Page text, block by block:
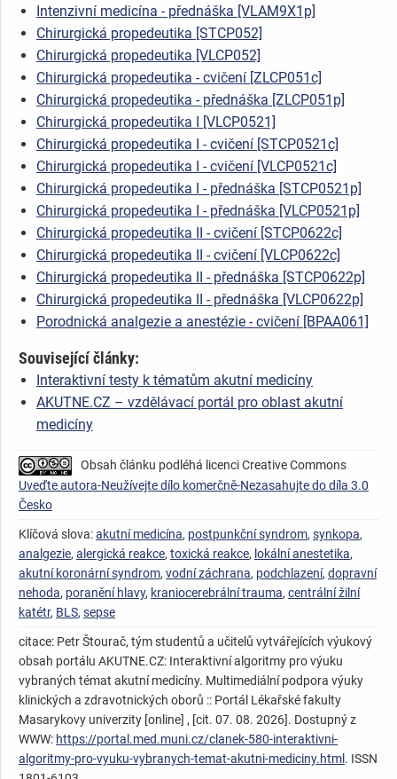
Intenzivní medicína - přednáška [VLAM9X1p]
Chirurgická propedeutika [STCP052]
Chirurgická propedeutika [VLCP052]
Chirurgická propedeutika - cvičení [ZLCP051c]
Chirurgická propedeutika - přednáška [ZLCP051p]
Chirurgická propedeutika I [VLCP0521]
Chirurgická propedeutika I - cvičení [STCP0521c]
Chirurgická propedeutika I - cvičení [VLCP0521c]
Chirurgická propedeutika I - přednáška [STCP0521p]
Chirurgická propedeutika I - přednáška [VLCP0521p]
Chirurgická propedeutika II - cvičení [STCP0622c]
Chirurgická propedeutika II - cvičení [VLCP0622c]
Chirurgická propedeutika II - přednáška [STCP0622p]
Chirurgická propedeutika II - přednáška [VLCP0622p]
Porodnická analgezie a anestézie - cvičení [BPAA061]
Související články:
Interaktivní testy k tématům akutní medicíny
AKUTNE.CZ – vzdělávací portál pro oblast akutní
medicíny
Obsah článku podléhá licenci Creative Commons
Uveďte autora-Neužívejte dílo komerčně-Nezasahujte do díla 3.0
Česko
Klíčová slova:akutní medicína, postpunkční syndrom, synkopa,
analgezie, alergická reakce, toxická reakce, lokální anestetika,
akutní koronární syndrom, vodní záchrana, podchlazení, dopravní
nehoda, poranění hlavy, kraniocerebrální trauma, centrální žilní
katétr, BLS, sepse
citace: Petr Štourač, tým studentů a učitelů vytvářejících výukový
obsah portálu AKUTNE.CZ: Interaktivní algoritmy pro výuku
vybraných témat akutní medicíny. Multimediální podpora výuky
klinických a zdravotnických oborů :: Portál Lékařské fakulty
Masarykovy univerzity [online] , [cit. 07. 08. 2026]. Dostupný z
WWW: https://portal.med.muni.cz/clanek-580-interaktivni-
algoritmy-pro-vyuku-vybranych-temat-akutni-mediciny.html. ISSN